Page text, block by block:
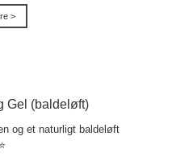
>
Gel (baldeløft)
og et naturligt baldeløft